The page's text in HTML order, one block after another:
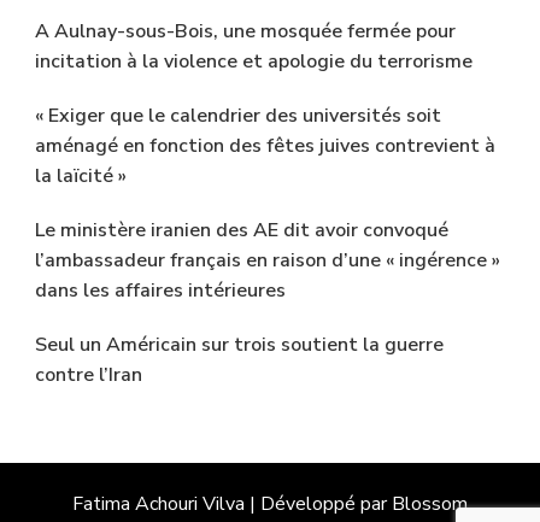
A Aulnay-sous-Bois, une mosquée fermée pour
incitation à la violence et apologie du terrorisme
« Exiger que le calendrier des universités soit
aménagé en fonction des fêtes juives contrevient à
la laïcité »
Le ministère iranien des AE dit avoir convoqué
l’ambassadeur français en raison d’une « ingérence »
dans les affaires intérieures
Seul un Américain sur trois soutient la guerre
contre l’Iran
Fatima Achouri Vilva | Développé parBlossom